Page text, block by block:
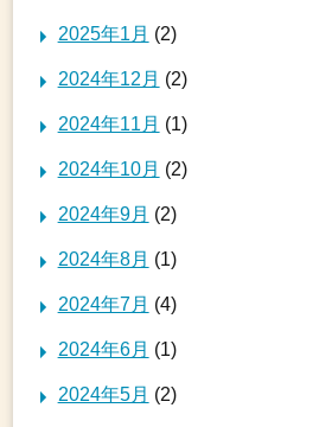
2025年1月 (2)
2024年12月 (2)
2024年11月 (1)
2024年10月 (2)
2024年9月 (2)
2024年8月 (1)
2024年7月 (4)
2024年6月 (1)
2024年5月 (2)